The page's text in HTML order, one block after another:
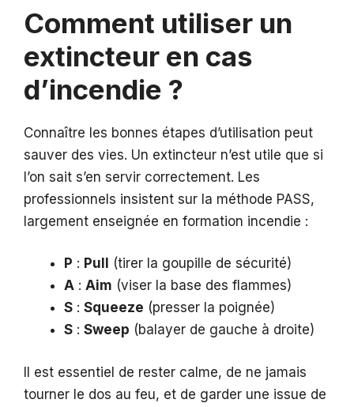
Comment utiliser un
extincteur en cas
d’incendie ?
Connaître les bonnes étapes d’utilisation peut
sauver des vies. Un extincteur n’est utile que si
l’on sait s’en servir correctement. Les
professionnels insistent sur la méthode PASS,
largement enseignée en formation incendie :
P : Pull
(tirer la goupille de sécurité)
A : Aim (viser la base des flammes)
S : Squeeze (presser la poignée)
S : Sweep (balayer de gauche à droite)
Il est essentiel de rester calme, de ne jamais
tourner le dos au feu, et de garder une issue de